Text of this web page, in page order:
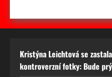
Kristýna Leichtová se
kontroverzní fotky: Bude